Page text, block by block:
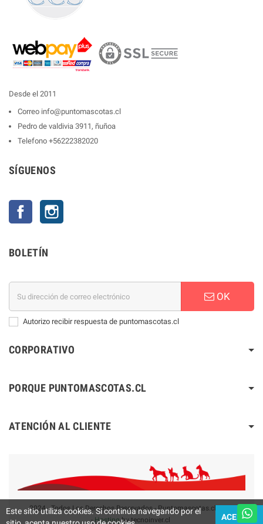
Desde el 2011
Correo info@puntomascotas.cl
Pedro de valdivia 3911, ñuñoa
Telefono +56222382020
SÍGUENOS
Facebook
BOLETÍN
OK
Autorizo recibir respuesta de puntomascotas.cl
CORPORATIVO
PORQUE PUNTOMASCOTAS.CL
ATENCIÓN AL CLIENTE
2024 - Todos Los Derechos Reservados - Puntomascotas.cl V2.0
-Hosting by tecnoinver.cl
Este sitio utiliza cookies. Si continúa navegando por el
ACEPTAR